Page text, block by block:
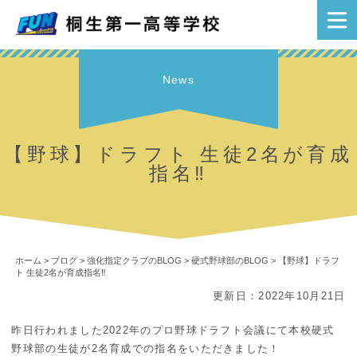
News
【野球】ドラフト 生徒2名が育成
指名‼
ホーム > ブログ> 強化指定クラブのBLOG > 硬式野球部のBLOG >
【野球】ドラフ
ト 生徒2名が育成指名‼
更新日：2022年10月21日
昨日行われました2022年のプロ野球ドラフト会議にて本校硬式
野球部の生徒が2名育成での指名をいただきました！